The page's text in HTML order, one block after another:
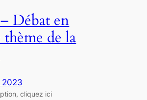
Débat en
thème de la
2023
cliquez ici